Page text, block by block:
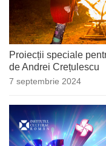
Proiecții speciale
de Andrei Crețulescu
7 septembrie 2024